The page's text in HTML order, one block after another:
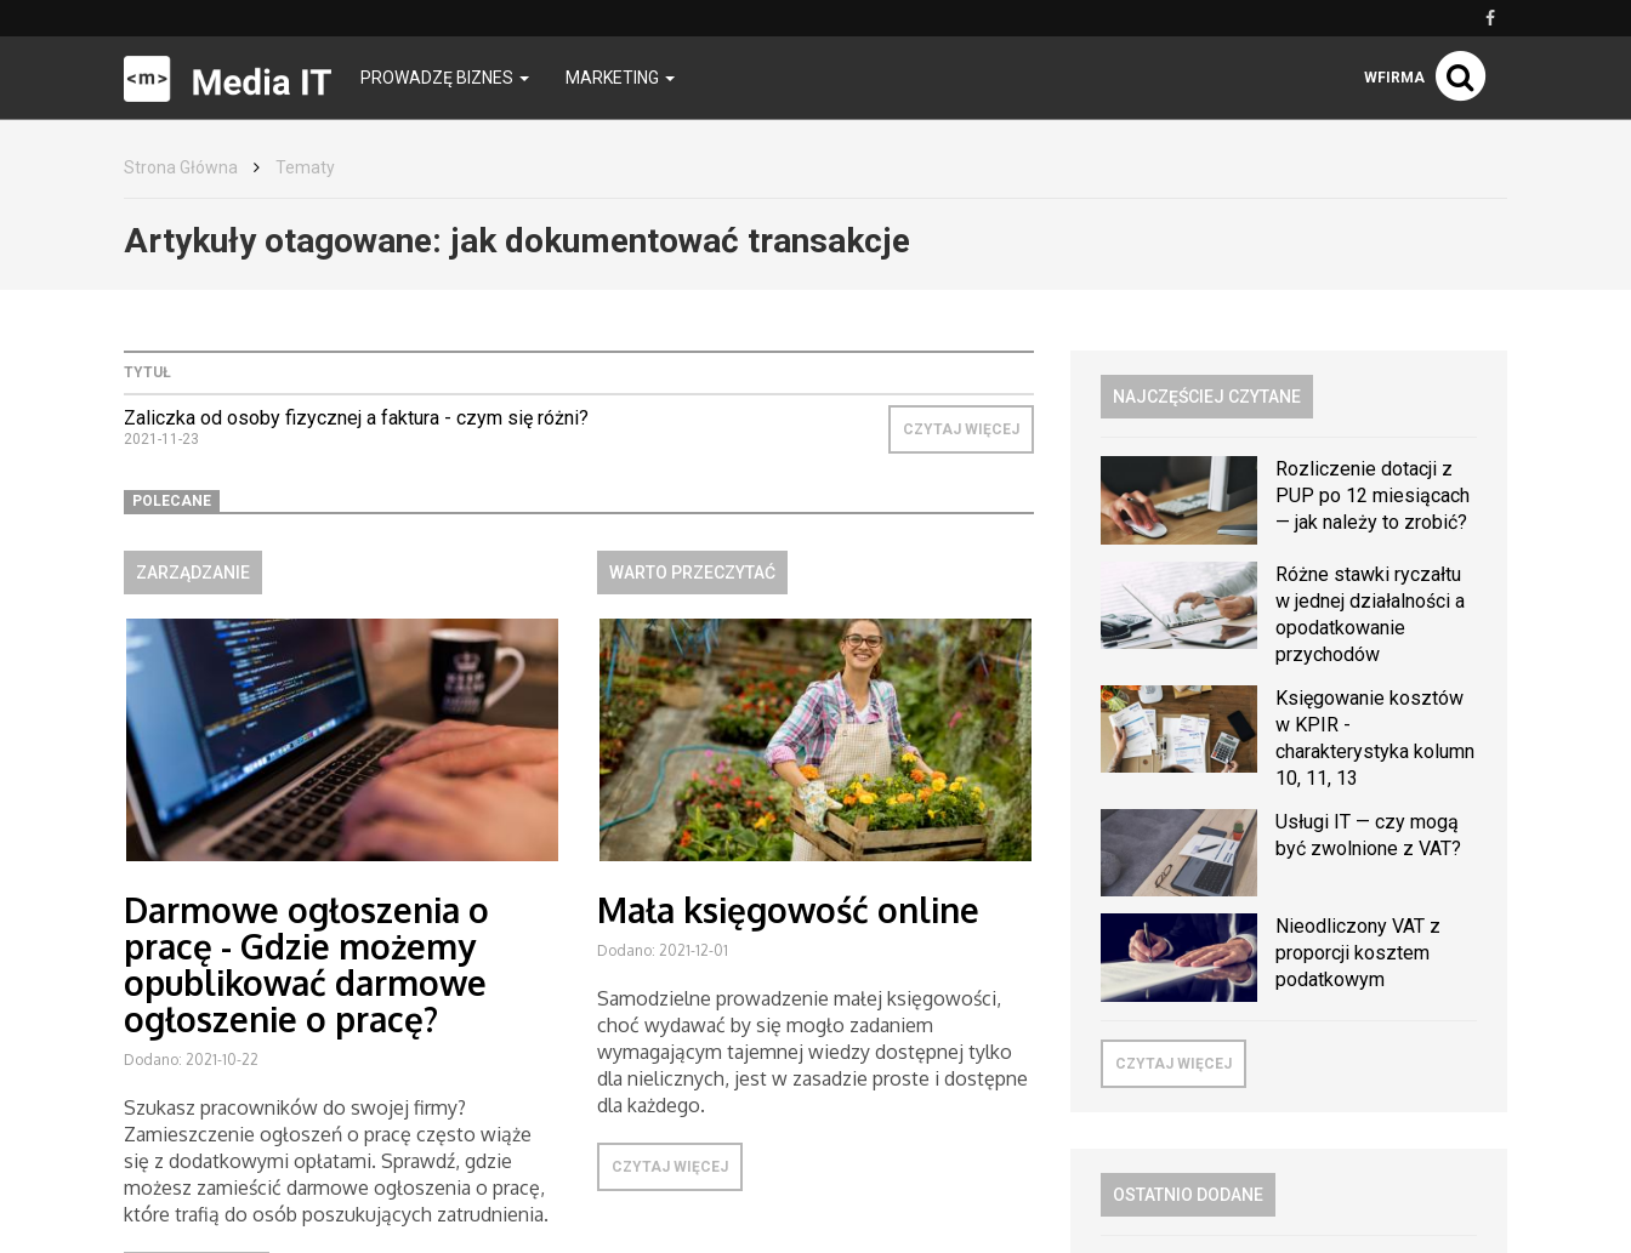
PROWADZĘ BIZNES MARKETING WFIRMA
Strona Główna Tematy
Artykuły otagowane: jak dokumentować transakcje
TYTUŁ
Zaliczka od osoby fizycznej a faktura - czym się różni?
2021-11-23
CZYTAJ WIĘCEJ
POLECANE
ZARZĄDZANIE
Darmowe ogłoszenia o
pracę - Gdzie możemy
opublikować darmowe
ogłoszenie o pracę?
Dodano: 2021-10-22
Szukasz pracowników do swojej firmy?
Zamieszczenie ogłoszeń o pracę często wiąże
się z dodatkowymi opłatami. Sprawdź, gdzie
możesz zamieścić darmowe ogłoszenia o pracę,
które trafią do osób poszukujących zatrudnienia.
WARTO PRZECZYTAĆ
Mała księgowość online
Dodano: 2021-12-01
Samodzielne prowadzenie małej księgowości,
choć wydawać by się mogło zadaniem
wymagającym tajemnej wiedzy dostępnej tylko
dla nielicznych, jest w zasadzie proste i dostępne
dla każdego.
CZYTAJ WIĘCEJ
NAJCZĘŚCIEJ CZYTANE
Rozliczenie dotacji z
PUP po 12 miesiącach
— jak należy to zrobić?
Różne stawki ryczałtu
w jednej działalności a
opodatkowanie
przychodów
Księgowanie kosztów
w KPIR -
charakterystyka kolumn
10, 11, 13
Usługi IT — czy mogą
być zwolnione z VAT?
Nieodliczony VAT z
proporcji kosztem
podatkowym
CZYTAJ WIĘCEJ
OSTATNIO DODANE